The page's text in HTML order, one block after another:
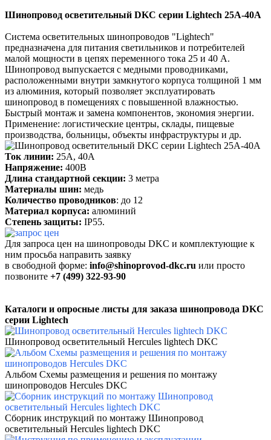
Шинопровод осветительный DKC серии Lightech 25А-40А
Система осветительных шинопроводов "Lightech"
предназначена для питания светильников и потребителей
малой мощности в цепях переменного тока 25 и 40 А.
Шинопровод выпускается с медными проводниками,
расположенными внутри замкнутого корпуса толщиной 1 мм
из алюминия, который позволяет эксплуатировать
шинопровод в помещениях с повышенной влажностью.
Быстрый монтаж и замена компонентов, экономия энергии.
Применение: логистические центры, склады, пищевые
производства, больницы, объекты инфраструктуры и др.
Ток линии: 25А, 40А
Напряжение: 400В
Длина стандартной секции: 3 метра
Материалы шин: медь
Количество проводников: до 12
Материал корпуса: алюминий
Степень защиты: IP55.
Для запроса цен на шинопроводы DKC и комплектующие к
ним просьба направить заявку
в свободной форме: info@shinoprovod-dkc.ru или просто
позвоните +7 (499) 322-93-90
Каталоги и опросные листы для заказа шинопровода DKC
серии Lightech
Шинопровод осветительный Hercules lightech DKC
Альбом Схемы размещения и решения по монтажу
шинопроводов Hercules DKC
Сборник инструкций по монтажу Шинопровод
осветительный Hercules lightech DKC